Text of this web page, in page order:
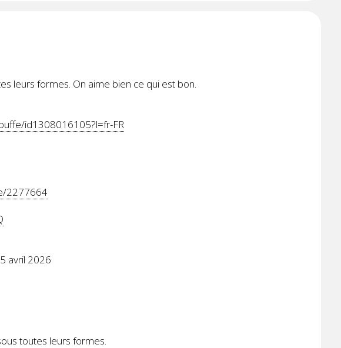
leurs formes. On aime bien ce qui est bon.
id1308016105?l=fr-FR
2277664
avril 2026
toutes leurs formes.